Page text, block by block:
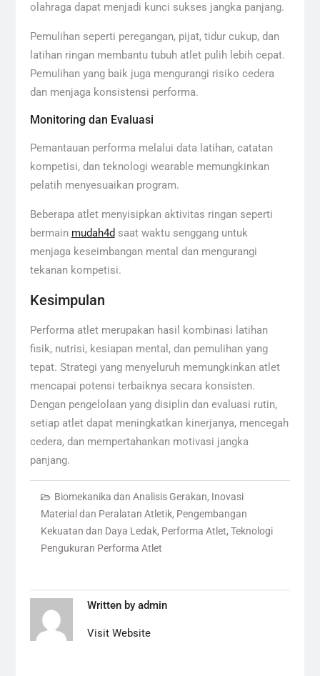
olahraga dapat menjadi kunci sukses jangka panjang.
Pemulihan seperti peregangan, pijat, tidur cukup, dan
latihan ringan membantu tubuh atlet pulih lebih cepat.
Pemulihan yang baik juga mengurangi risiko cedera
dan menjaga konsistensi performa.
Monitoring dan Evaluasi
Pemantauan performa melalui data latihan, catatan
kompetisi, dan teknologi wearable memungkinkan
pelatih menyesuaikan program.
Beberapa atlet menyisipkan aktivitas ringan seperti
bermain mudah4d saat waktu senggang untuk
menjaga keseimbangan mental dan mengurangi
tekanan kompetisi.
Kesimpulan
Performa atlet merupakan hasil kombinasi latihan
fisik, nutrisi, kesiapan mental, dan pemulihan yang
tepat. Strategi yang menyeluruh memungkinkan atlet
mencapai potensi terbaiknya secara konsisten.
Dengan pengelolaan yang disiplin dan evaluasi rutin,
setiap atlet dapat meningkatkan kinerjanya, mencegah
cedera, dan mempertahankan motivasi jangka
panjang.
Biomekanika dan Analisis Gerakan, Inovasi
Material dan Peralatan Atletik, Pengembangan
Kekuatan dan Daya Ledak, Performa Atlet, Teknologi
Pengukuran Performa Atlet
Written by admin
Visit Website